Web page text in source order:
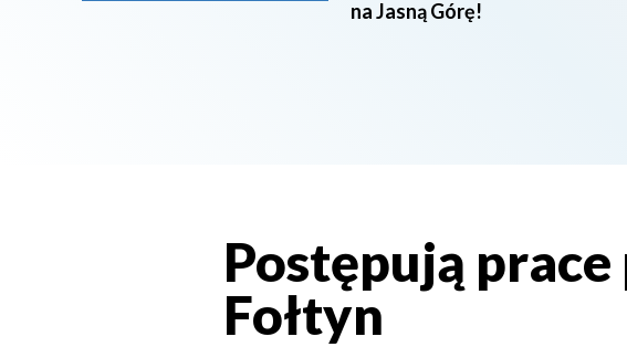
na Jasną Górę!
Postępują
Fołtyn